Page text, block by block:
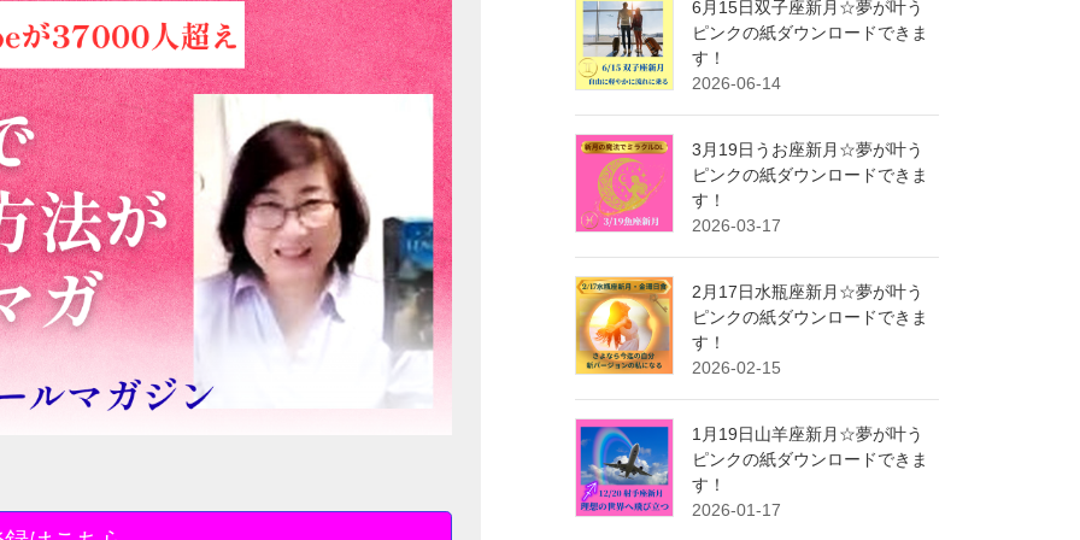
6月15日双子座新月☆夢が叶う
ピンクの紙ダウンロードできま
す！
2026-06-14
3月19日うお座新月☆夢が叶う
ピンクの紙ダウンロードできま
す！
2026-03-17
2月17日水瓶座新月☆夢が叶う
ピンクの紙ダウンロードできま
す！
2026-02-15
1月19日山羊座新月☆夢が叶う
ピンクの紙ダウンロードできま
す！
2026-01-17